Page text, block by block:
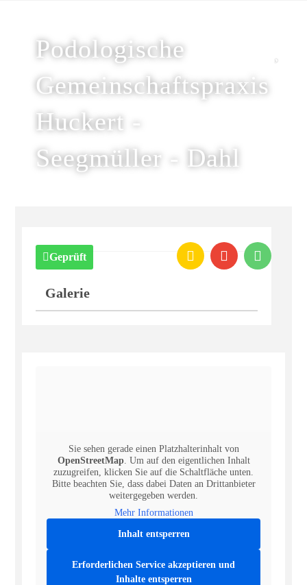
Podologische
Gemeinschaftspraxis
Huckert -
Seegmüller - Dahl
Geprüft
Galerie
Sie sehen gerade einen Platzhalterinhalt von
OpenStreetMap. Um auf den eigentlichen Inhalt
zuzugreifen, klicken Sie auf die Schaltfläche unten.
Bitte beachten Sie, dass dabei Daten an Drittanbieter
weitergegeben werden.
Mehr Informationen
Inhalt entsperren
Erforderlichen Service akzeptieren und
Inhalte entsperren